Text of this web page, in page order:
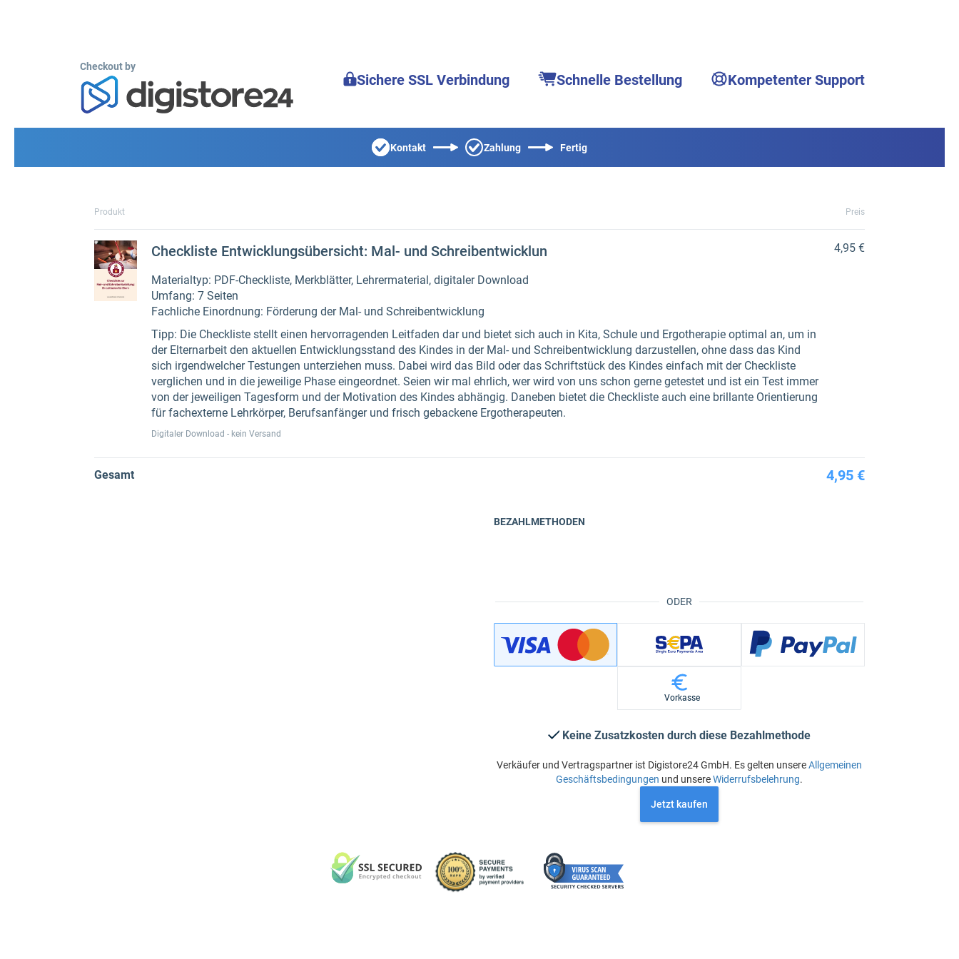
Checkout by
Sichere SSL Verbindung Schnelle Bestellung Kompetenter Support
Kontakt Zahlung Fertig
Produkt Preis
Checkliste Entwicklungsübersicht: Mal- und Schreibentwicklun
Materialtyp: PDF-Checkliste, Merkblätter, Lehrermaterial, digitaler Download
Umfang: 7 Seiten
Fachliche Einordnung: Förderung der Mal- und Schreibentwicklung
Tipp: Die Checkliste stellt einen hervorragenden Leitfaden dar und bietet sich auch in Kita, Schule und Ergotherapie optimal an, um in
der Elternarbeit den aktuellen Entwicklungsstand des Kindes in der Mal- und Schreibentwicklung darzustellen, ohne dass das Kind
sich irgendwelcher Testungen unterziehen muss. Dabei wird das Bild oder das Schriftstück des Kindes einfach mit der Checkliste
verglichen und in die jeweilige Phase eingeordnet. Seien wir mal ehrlich, wer wird von uns schon gerne getestet und ist ein Test immer
von der jeweiligen Tagesform und der Motivation des Kindes abhängig. Daneben bietet die Checkliste auch eine brillante Orientierung
für fachexterne Lehrkörper, Berufsanfänger und frisch gebackene Ergotherapeuten.
Digitaler Download - kein Versand
4,95 €
Gesamt 4,95 €
ODER
BEZAHLMETHODEN
Vorkasse
Keine Zusatzkosten durch diese Bezahlmethode
Verkäufer und Vertragspartner ist Digistore24 GmbH. Es gelten unsereAllgemeinen
Geschäftsbedingungen und unsereWiderrufsbelehrung.
Jetzt kaufen